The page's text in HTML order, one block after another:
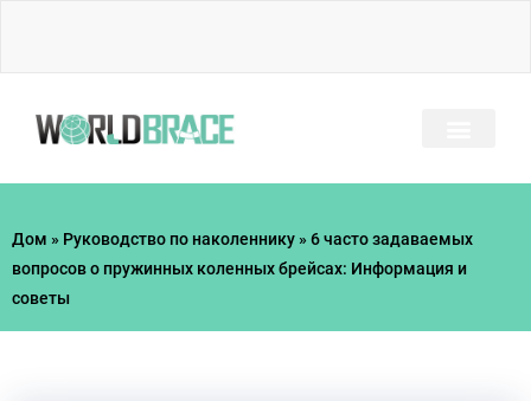
Дом » Руководство по наколеннику »6 часто задаваемых
вопросов о пружинных коленных брейсах: Информация и
советы